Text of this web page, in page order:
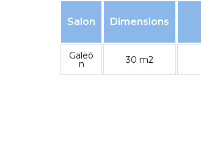
Salon Dimensions
Galeó
n 30 m2